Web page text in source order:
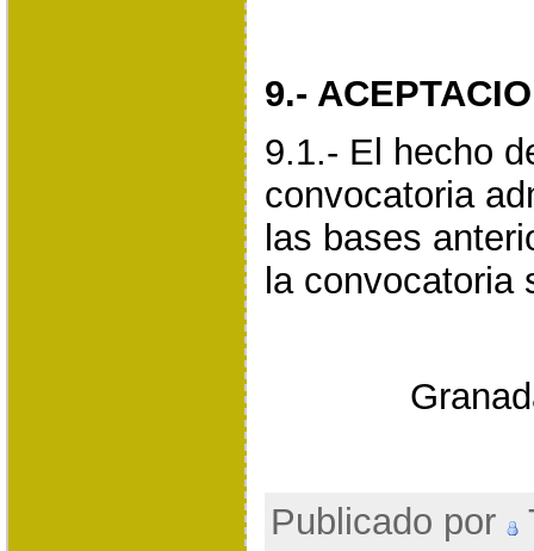
9.-
9.1.- El hecho
convocatoria
las bases
la convocatoria
Publicado por